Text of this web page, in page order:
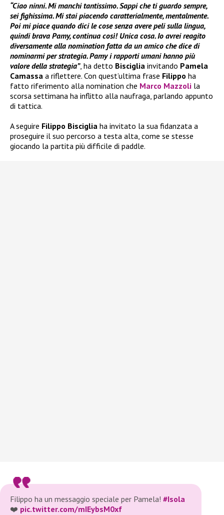
“Ciao ninni. Mi manchi tantissimo. Sappi che ti guardo sempre,
sei fighissima. Mi stai piacendo caratterialmente, mentalmente.
Poi mi piace quando dici le cose senza avere peli sulla lingua,
quindi brava Pamy, continua così! Unica cosa. Io avrei reagito
diversamente alla nomination fatta da un amico che dice di
nominarmi per strategia. Pamy i rapporti umani hanno più
valore della strategia”, ha detto Bisciglia invitando Pamela
Camassa a riflettere. Con quest’ultima frase Filippo ha
fatto riferimento alla nomination che Marco Mazzoli la
scorsa settimana ha inflitto alla naufraga, parlando appunto
di tattica.
A seguire Filippo Bisciglia ha invitato la sua fidanzata a
proseguire il suo percorso a testa alta, come se stesse
giocando la partita più difficile di paddle.
Filippo ha un messaggio speciale per Pamela! #Isola
❤️ pic.twitter.com/mIEybsM0xf